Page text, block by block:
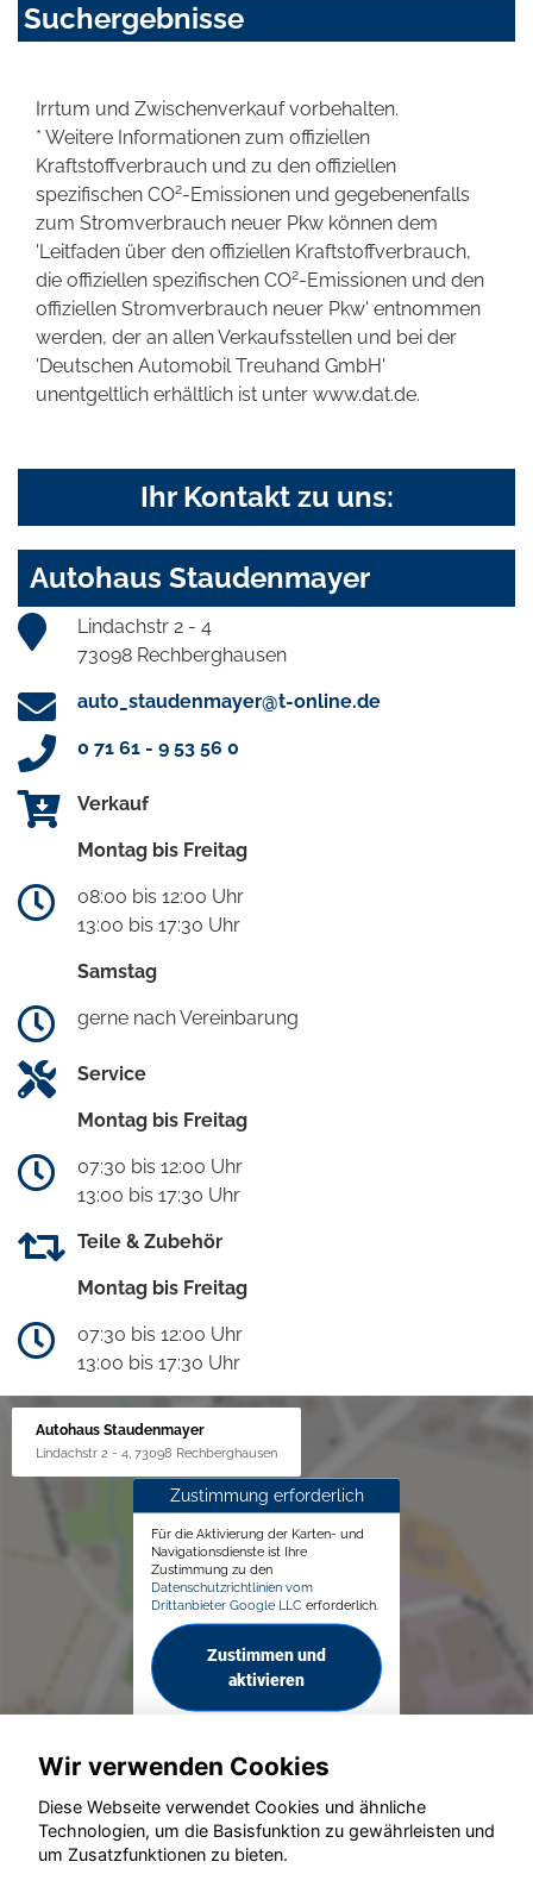
Suchergebnisse
Irrtum und Zwischenverkauf vorbehalten.
* Weitere Informationen zum offiziellen
Kraftstoffverbrauch und zu den offiziellen
spezifischen CO2-Emissionen und gegebenenfalls
zum Stromverbrauch neuer Pkw können dem
'Leitfaden über den offiziellen Kraftstoffverbrauch,
die offiziellen spezifischen CO2-Emissionen und den
offiziellen Stromverbrauch neuer Pkw' entnommen
werden, der an allen Verkaufsstellen und bei der
'Deutschen Automobil Treuhand GmbH'
unentgeltlich erhältlich ist unter www.dat.de.
Ihr Kontakt zu uns:
Autohaus Staudenmayer
Lindachstr 2 - 4
73098 Rechberghausen
auto_staudenmayer@t-online.de
0 71 61 - 9 53 56 0
Verkauf
Montag bis Freitag
08:00 bis 12:00 Uhr
13:00 bis 17:30 Uhr
Samstag
gerne nach Vereinbarung
Service
Montag bis Freitag
07:30 bis 12:00 Uhr
13:00 bis 17:30 Uhr
Teile & Zubehör
Montag bis Freitag
07:30 bis 12:00 Uhr
13:00 bis 17:30 Uhr
Autohaus Staudenmayer
Lindachstr 2 - 4, 73098 Rechberghausen
Zustimmung erforderlich
Für die Aktivierung der Karten- und
Navigationsdienste ist Ihre
Zustimmung zu den
Datenschutzrichtlinien vom
Drittanbieter Google LLC erforderlich.
Zustimmen und
aktivieren
© konjunkturmotor.de GmbH 2020 - 2026
Wir verwenden Cookies
Diese Webseite verwendet Cookies und ähnliche
Technologien, um die Basisfunktion zu gewährleisten und
um Zusatzfunktionen zu bieten.